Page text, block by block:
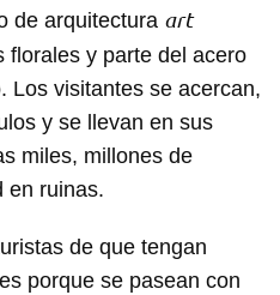
de arquitectura art
y parte del acero
Los visitantes se acercan,
y se llevan en sus
miles, millones de
en ruinas.
de que tengan
porque se pasean con